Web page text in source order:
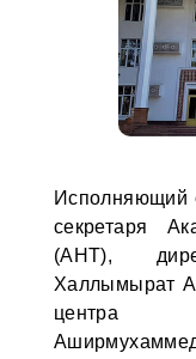
Исполняющий
секретаря
(АНТ),
Халлымырат
центра